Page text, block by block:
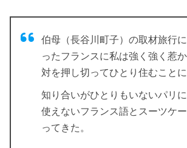
伯母（長谷川町子）の取材旅行
ったフランスに私は強く強く惹
対を押し切ってひとり住むことに
知り合いがひとりもいないパリ
使えないフランス語とスーツケ
ってきた。